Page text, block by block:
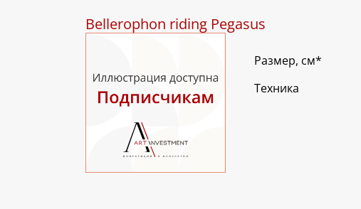
Bellerophon riding Pegasus
Размер, см*
Техника